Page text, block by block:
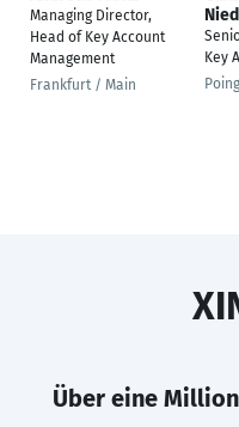
Managing Director,
Head of Key Account
Management
Frankfurt / Main
Key
Über eine